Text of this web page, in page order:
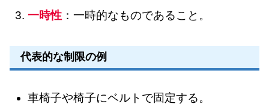
一時性：一時的なものであること。
代表的な制限の例
車椅子や椅子にベルトで固定する。